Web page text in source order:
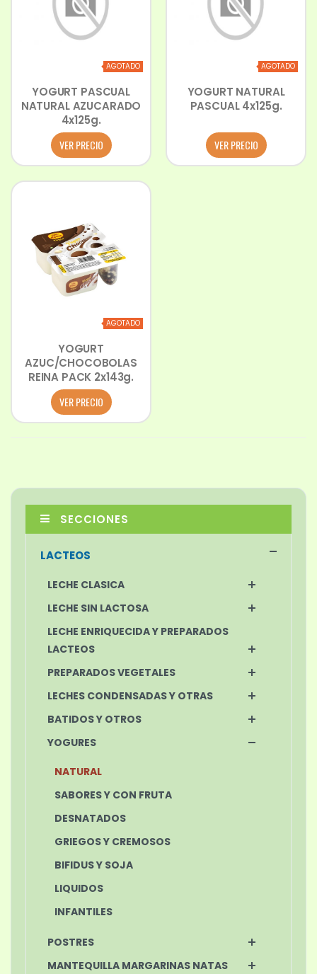
AGOTADO
YOGURT PASCUAL
NATURAL AZUCARADO
4x125g.
VER PRECIO
AGOTADO
YOGURT NATURAL
PASCUAL 4x125g.
VER PRECIO
AGOTADO
YOGURT
AZUC/CHOCOBOLAS
REINA PACK 2x143g.
VER PRECIO
SECCIONES
LACTEOS
LECHE CLASICA
LECHE SIN LACTOSA
LECHE ENRIQUECIDA Y PREPARADOS
LACTEOS
PREPARADOS VEGETALES
LECHES CONDENSADAS Y OTRAS
BATIDOS Y OTROS
YOGURES
NATURAL
SABORES Y CON FRUTA
DESNATADOS
GRIEGOS Y CREMOSOS
BIFIDUS Y SOJA
LIQUIDOS
INFANTILES
POSTRES
MANTEQUILLA MARGARINAS NATAS